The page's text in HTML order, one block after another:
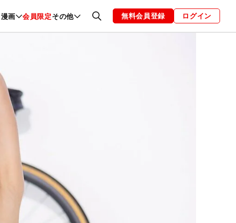
漫画 会員限定その他
ファッション 恋愛・結婚 編集部 お知らせ
無料会員登録 ログイン